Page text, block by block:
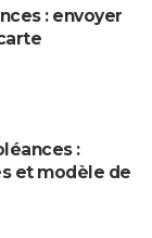
: envoyer
:
et modèle de